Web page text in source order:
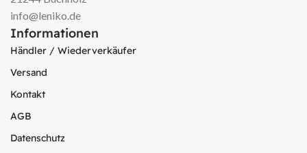
info@leniko.de
Informationen
Händler / Wiederverkäufer
Versand
Kontakt
AGB
Datenschutz